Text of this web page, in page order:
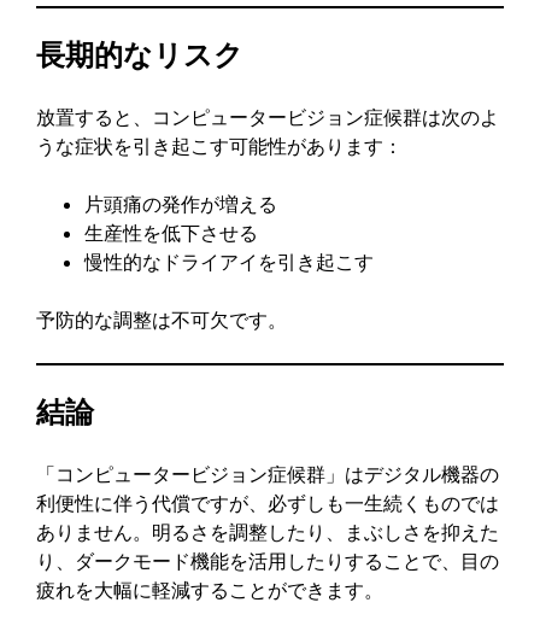
長期的なリスク
放置すると、コンピュータービジョン症候群は次のよ
うな症状を引き起こす可能性があります：
片頭痛の発作が増える
生産性を低下させる
慢性的なドライアイを引き起こす
予防的な調整は不可欠です。
結論
「コンピュータービジョン症候群」はデジタル機器の
利便性に伴う代償ですが、必ずしも一生続くものでは
ありません。明るさを調整したり、まぶしさを抑えた
り、ダークモード機能を活用したりすることで、目の
疲れを大幅に軽減することができます。